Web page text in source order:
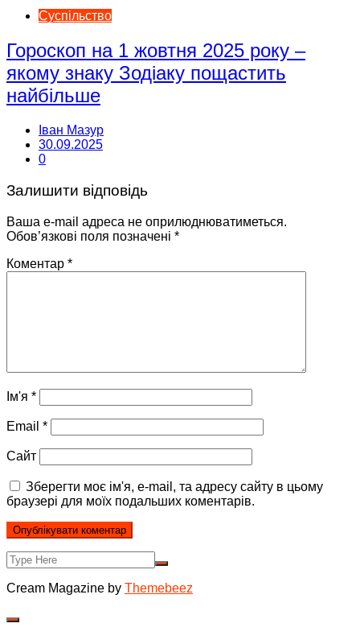
Суспільство
Гороскоп на 1 жовтня 2025 року –
якому знаку Зодіаку пощастить
найбільше
Іван Мазур
30.09.2025
0
Залишити відповідь
Ваша e-mail адреса не оприлюднюватиметься.
Обов’язкові поля позначені *
Коментар *
Ім'я *
Email *
Сайт
Зберегти моє ім'я, e-mail, та адресу сайту в цьому
браузері для моїх подальших коментарів.
Cream Magazine by Themebeez